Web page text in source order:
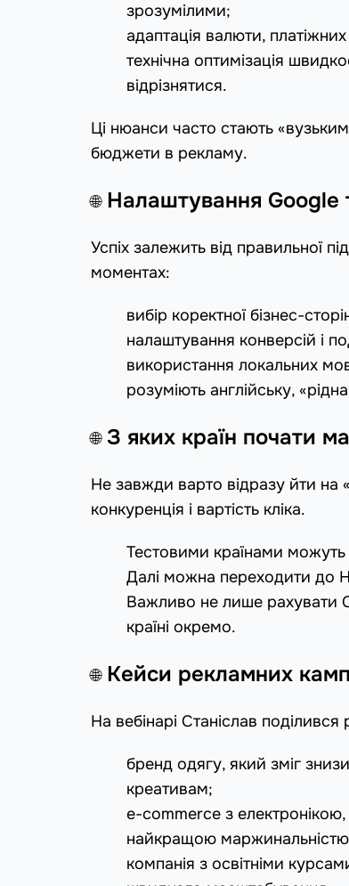
зрозумілими;
адаптація валюти,
технічна оптимізація
відрізнятися.
Ці нюанси часто стають «вузьким
бюджети в рекламу.
🌐Налаштування Google
Успіх залежить від правильної
моментах:
вибір коректної бізнес-
налаштування конверсій і
використання локальних
розуміють англійську,
🌐З яких країн почати
Не завжди варто відразу йти на
конкуренція і вартість кліка.
Тестовими країнами можуть
Далі можна переходити до
Важливо не лише рахувати
країні окремо.
🌐Кейси рекламних
На вебінарі Станіслав
бренд одягу, який зміг
креативам;
e-commerce з
найкращою
компанія з освітніми